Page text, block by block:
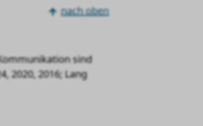
nach oben
sind
2020, 2016; Lang